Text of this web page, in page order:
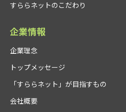
すららネットのこだわり
企業情報
企業理念
トップメッセージ
「すららネット」が目指すもの
会社概要